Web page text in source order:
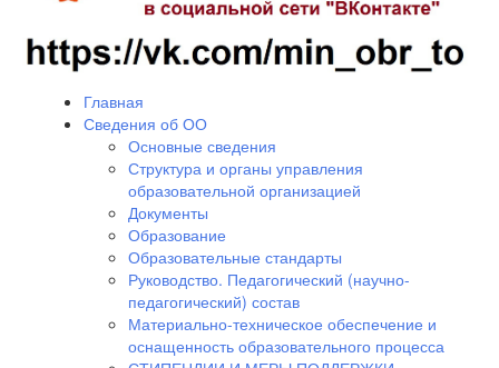
Главная
Сведения об ОО
Основные сведения
Структура и органы управления
образовательной организацией
Документы
Образование
Образовательные стандарты
Руководство. Педагогический (научно-
педагогический) состав
Материально-техническое обеспечение и
оснащенность образовательного процесса